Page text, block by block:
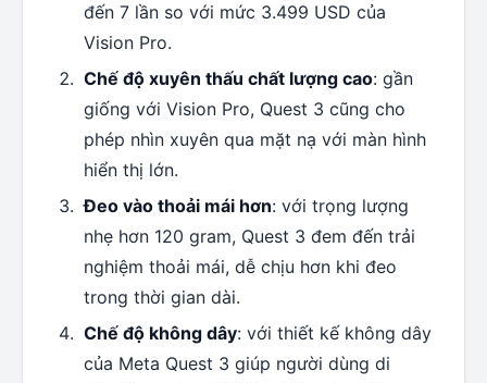
đến 7 lần so với mức 3.499 USD của
Vision Pro.
Chế độ xuyên thấu chất lượng cao: gần
giống với Vision Pro, Quest 3 cũng cho
phép nhìn xuyên qua mặt nạ với màn hình
hiển thị lớn.
Đeo vào thoải mái hơn: với trọng lượng
nhẹ hơn 120 gram, Quest 3 đem đến trải
nghiệm thoải mái, dễ chịu hơn khi đeo
trong thời gian dài.
Chế độ không dây: với thiết kế không dây
của Meta Quest 3 giúp người dùng di